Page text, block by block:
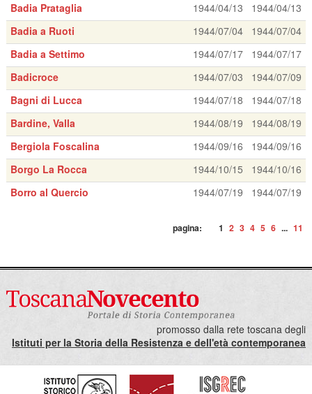
Badia Prataglia
1944/04/13
1944/04/13
Badia a Ruoti
1944/07/04
1944/07/04
Badia a Settimo
1944/07/17
1944/07/17
Badicroce
1944/07/03
1944/07/09
Bagni di Lucca
1944/07/18
1944/07/18
Bardine, Valla
1944/08/19
1944/08/19
Bergiola Foscalina
1944/09/16
1944/09/16
Borgo La Rocca
1944/10/15
1944/10/16
Borro al Quercio
1944/07/19 1944/07/19
pagina: 1 2 3 4 5 6 ... 11
promosso dalla rete toscana degli
Istituti per la Storia della Resistenza e dell'età contemporanea